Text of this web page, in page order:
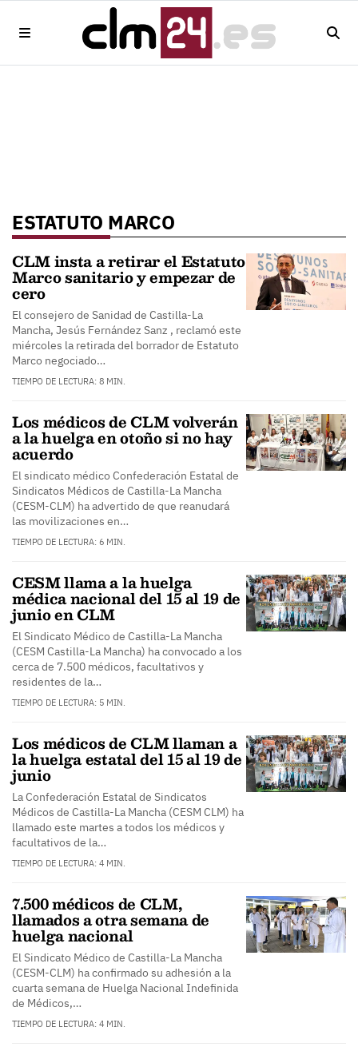
ESTATUTO MARCO
CLM insta a retirar el Estatuto
Marco sanitario y empezar de
cero
El consejero de Sanidad de Castilla-La
Mancha, Jesús Fernández Sanz , reclamó este
miércoles la retirada del borrador de Estatuto
Marco negociado…
TIEMPO DE LECTURA: 8 MIN.
Los médicos de CLM volverán
a la huelga en otoño si no hay
acuerdo
El sindicato médico Confederación Estatal de
Sindicatos Médicos de Castilla-La Mancha
(CESM-CLM) ha advertido de que reanudará
las movilizaciones en…
TIEMPO DE LECTURA: 6 MIN.
CESM llama a la huelga
médica nacional del 15 al 19 de
junio en CLM
El Sindicato Médico de Castilla-La Mancha
(CESM Castilla-La Mancha) ha convocado a los
cerca de 7.500 médicos, facultativos y
residentes de la…
TIEMPO DE LECTURA: 5 MIN.
Los médicos de CLM llaman a
la huelga estatal del 15 al 19 de
junio
La Confederación Estatal de Sindicatos
Médicos de Castilla-La Mancha (CESM CLM) ha
llamado este martes a todos los médicos y
facultativos de la…
TIEMPO DE LECTURA: 4 MIN.
7.500 médicos de CLM,
llamados a otra semana de
huelga nacional
El Sindicato Médico de Castilla-La Mancha
(CESM-CLM) ha confirmado su adhesión a la
cuarta semana de Huelga Nacional Indefinida
de Médicos,…
TIEMPO DE LECTURA: 4 MIN.